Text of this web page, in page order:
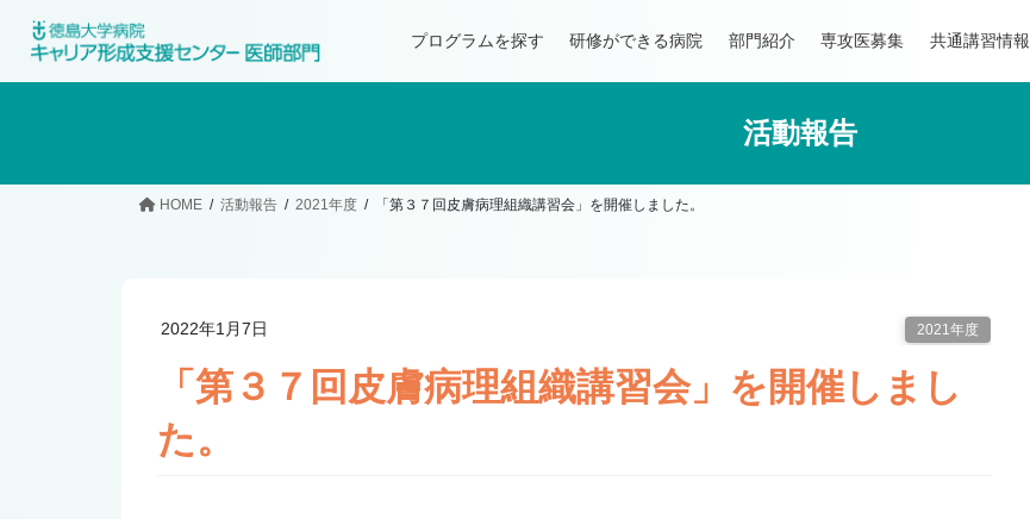
プログラムを探す 研修ができる病院 部門紹介 専攻医募集 共通講習情報
活動報告
HOME 活動報告 2021年度 「第３７回皮膚病理組織講習会」を開催しました。
2022年1月7日 2021年度
「第３７回皮膚病理組織講習会」を開催しまし
た。